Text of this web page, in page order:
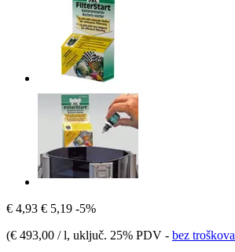
€ 4,93 € 5,19 -5%
(€ 493,00 / l, uključ. 25% PDV - bez